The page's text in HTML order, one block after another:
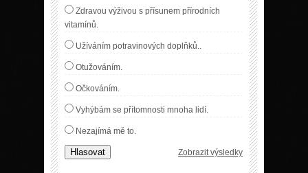
Zdravou výživou s přísunem přírodních
vitamínů.
Užíváním potravinových doplňků..
Otužováním.
Očkováním.
Vyhýbám se přítomnosti mnoha lidí.
Nezajímá mě to.
Hlasovat Zobrazit výsledky